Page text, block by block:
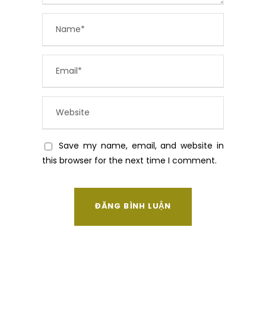
Save my name, email, and website in
this browser for the next time I comment.